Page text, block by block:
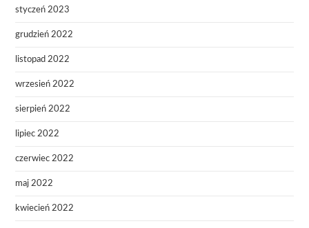
styczeń 2023
grudzień 2022
listopad 2022
wrzesień 2022
sierpień 2022
lipiec 2022
czerwiec 2022
maj 2022
kwiecień 2022